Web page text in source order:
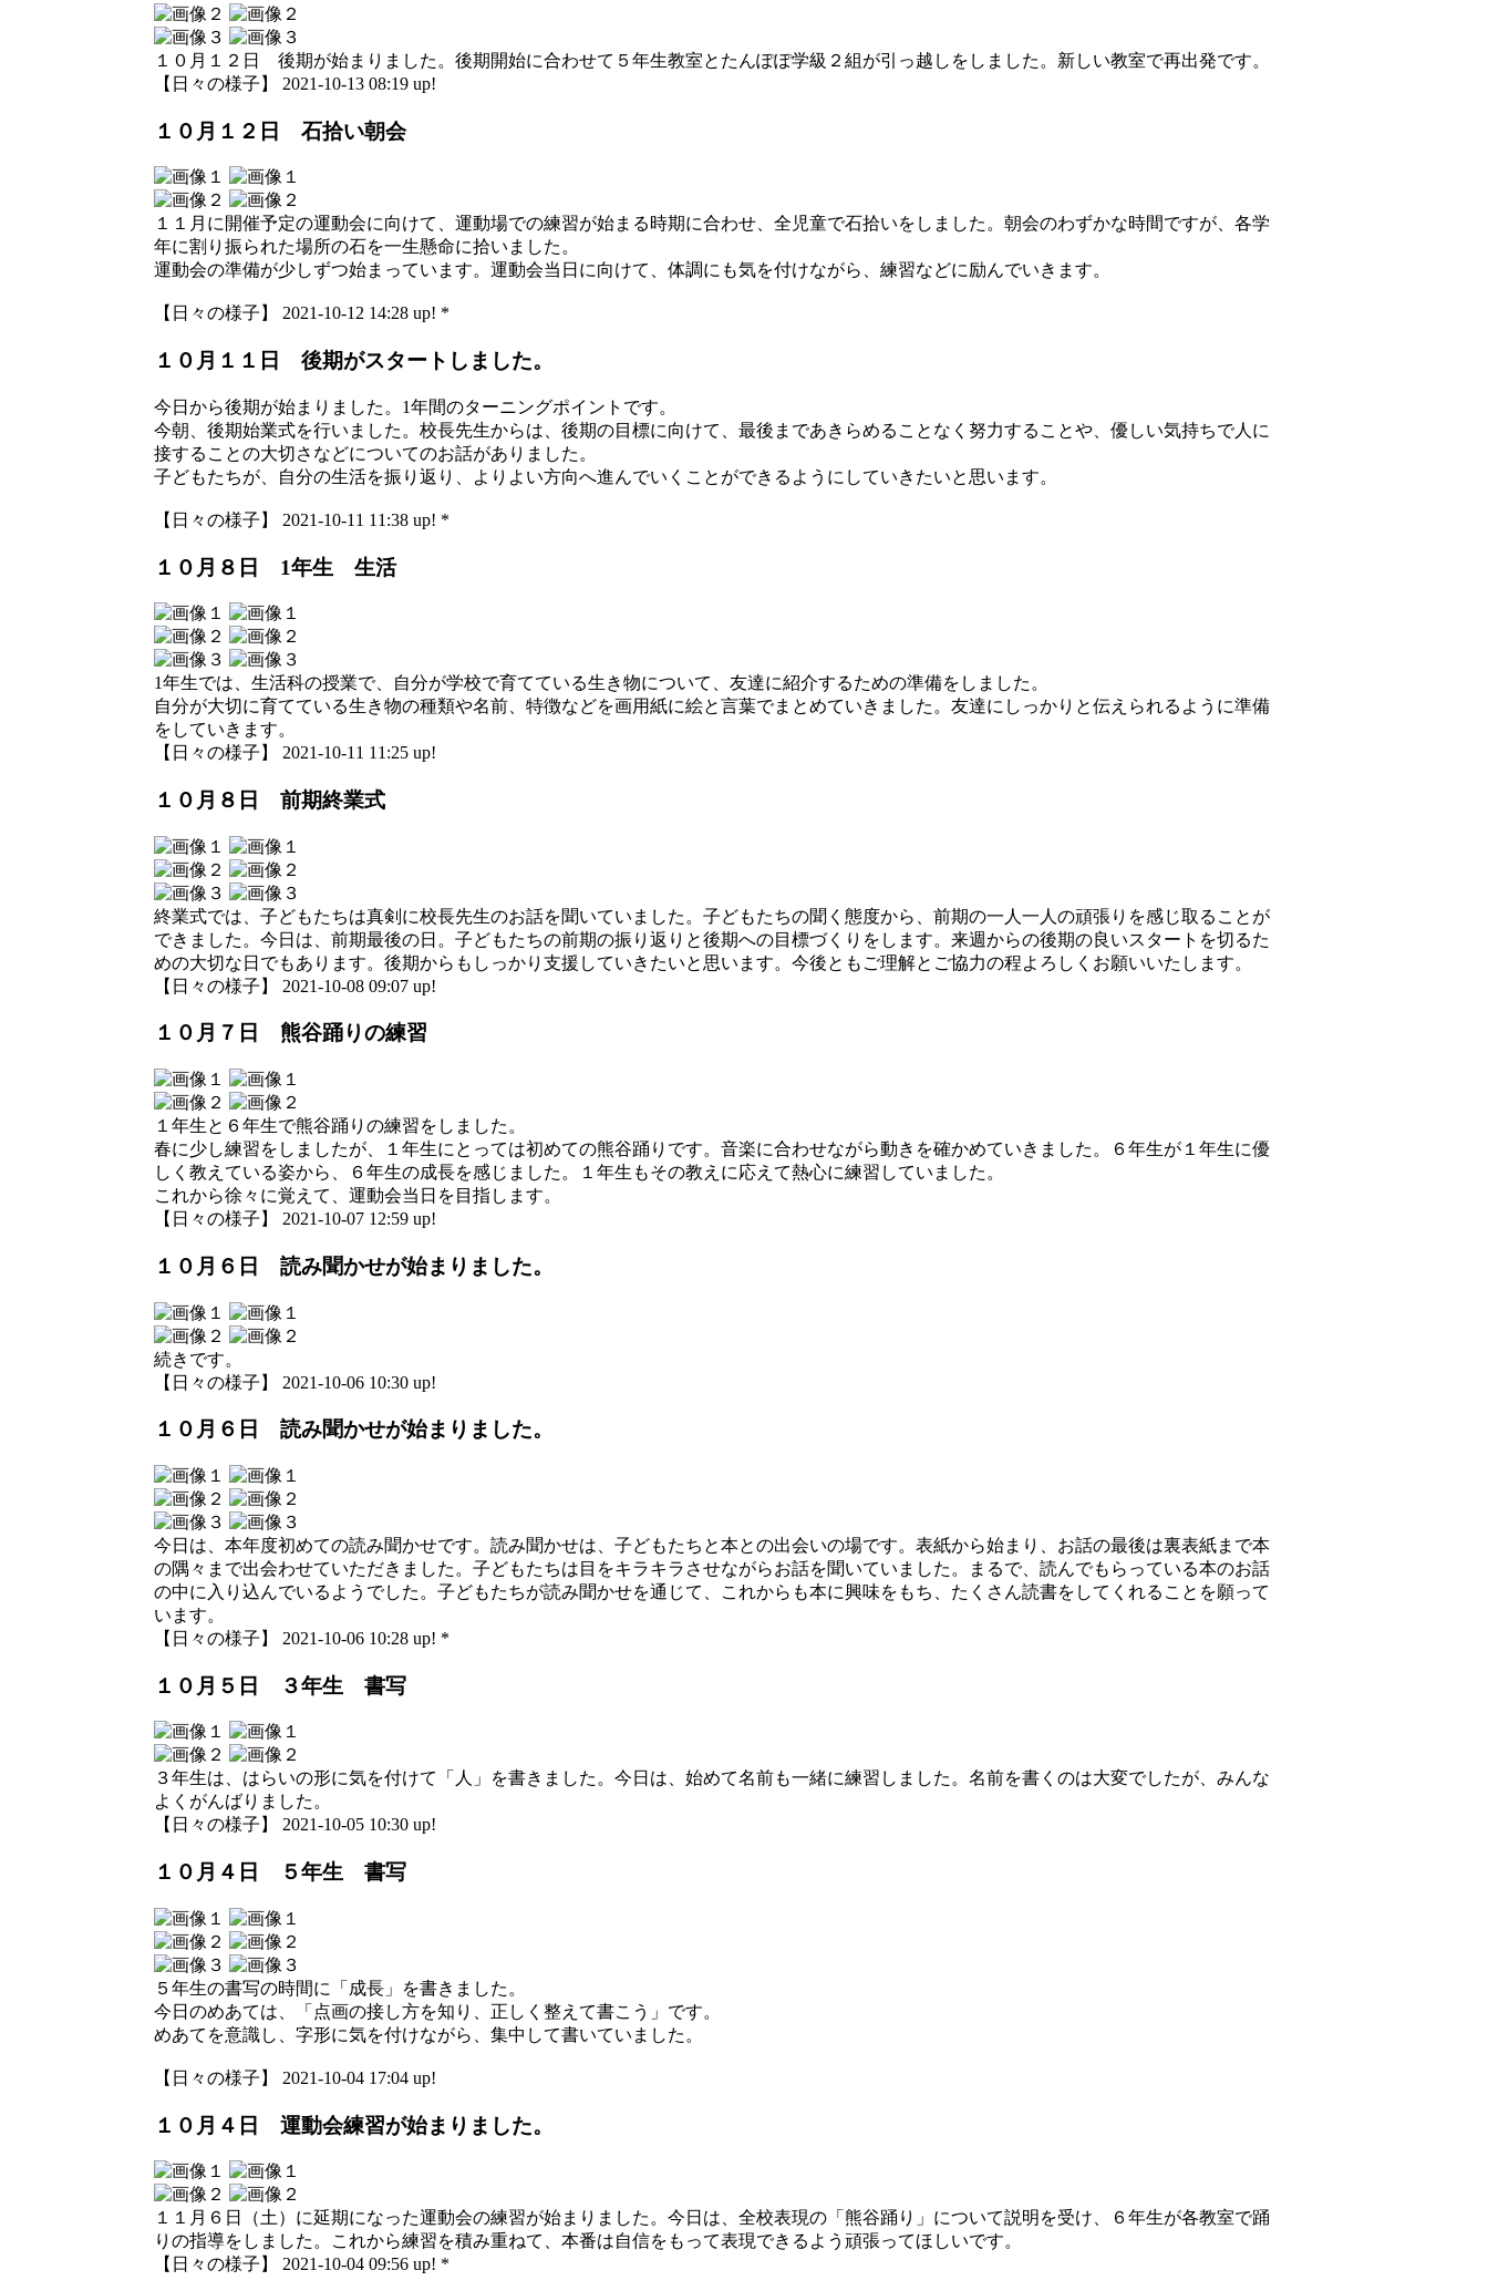
１０月１２日 後期が始まりました。後期開始に合わせて５年生教室とたんぽぽ学級２組が引っ越しをしました。新しい教室で再出発です。
【日々の様子】 2021-10-13 08:19 up!
１０月１２日 石拾い朝会
１１月に開催予定の運動会に向けて、運動場での練習が始まる時期に合わせ、全児童で石拾いをしました。朝会のわずかな時間ですが、各学
年に割り振られた場所の石を一生懸命に拾いました。
運動会の準備が少しずつ始まっています。運動会当日に向けて、体調にも気を付けながら、練習などに励んでいきます。
【日々の様子】 2021-10-12 14:28 up! *
１０月１１日 後期がスタートしました。
今日から後期が始まりました。1年間のターニングポイントです。
今朝、後期始業式を行いました。校長先生からは、後期の目標に向けて、最後まであきらめることなく努力することや、優しい気持ちで人に
接することの大切さなどについてのお話がありました。
子どもたちが、自分の生活を振り返り、よりよい方向へ進んでいくことができるようにしていきたいと思います。
【日々の様子】 2021-10-11 11:38 up! *
１０月８日 1年生 生活
1年生では、生活科の授業で、自分が学校で育てている生き物について、友達に紹介するための準備をしました。
自分が大切に育てている生き物の種類や名前、特徴などを画用紙に絵と言葉でまとめていきました。友達にしっかりと伝えられるように準備
をしていきます。
【日々の様子】 2021-10-11 11:25 up!
１０月８日 前期終業式
終業式では、子どもたちは真剣に校長先生のお話を聞いていました。子どもたちの聞く態度から、前期の一人一人の頑張りを感じ取ることが
できました。今日は、前期最後の日。子どもたちの前期の振り返りと後期への目標づくりをします。来週からの後期の良いスタートを切るた
めの大切な日でもあります。後期からもしっかり支援していきたいと思います。今後ともご理解とご協力の程よろしくお願いいたします。
【日々の様子】 2021-10-08 09:07 up!
１０月７日 熊谷踊りの練習
１年生と６年生で熊谷踊りの練習をしました。
春に少し練習をしましたが、１年生にとっては初めての熊谷踊りです。音楽に合わせながら動きを確かめていきました。６年生が１年生に優
しく教えている姿から、６年生の成長を感じました。１年生もその教えに応えて熱心に練習していました。
これから徐々に覚えて、運動会当日を目指します。
【日々の様子】 2021-10-07 12:59 up!
１０月６日 読み聞かせが始まりました。
続きです。
【日々の様子】 2021-10-06 10:30 up!
１０月６日 読み聞かせが始まりました。
今日は、本年度初めての読み聞かせです。読み聞かせは、子どもたちと本との出会いの場です。表紙から始まり、お話の最後は裏表紙まで本
の隅々まで出会わせていただきました。子どもたちは目をキラキラさせながらお話を聞いていました。まるで、読んでもらっている本のお話
の中に入り込んでいるようでした。子どもたちが読み聞かせを通じて、これからも本に興味をもち、たくさん読書をしてくれることを願って
います。
【日々の様子】 2021-10-06 10:28 up! *
１０月５日 ３年生 書写
３年生は、はらいの形に気を付けて「人」を書きました。今日は、始めて名前も一緒に練習しました。名前を書くのは大変でしたが、みんな
よくがんばりました。
【日々の様子】 2021-10-05 10:30 up!
１０月４日 ５年生 書写
５年生の書写の時間に「成長」を書きました。
今日のめあては、「点画の接し方を知り、正しく整えて書こう」です。
めあてを意識し、字形に気を付けながら、集中して書いていました。
【日々の様子】 2021-10-04 17:04 up!
１０月４日 運動会練習が始まりました。
１１月６日（土）に延期になった運動会の練習が始まりました。今日は、全校表現の「熊谷踊り」について説明を受け、６年生が各教室で踊
りの指導をしました。これから練習を積み重ねて、本番は自信をもって表現できるよう頑張ってほしいです。
【日々の様子】 2021-10-04 09:56 up! *